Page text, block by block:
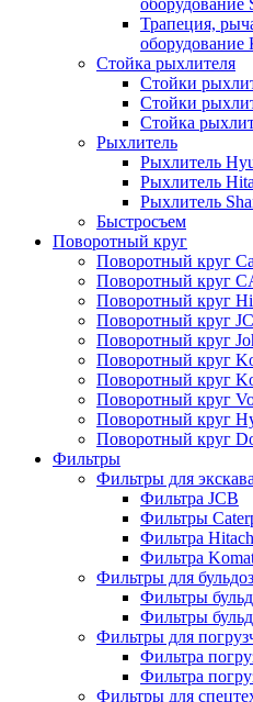
Трапеция,
оборудование
Стойка рыхлителя
Стойки
Стойки
Стойка
Рыхлитель
Рыхлитель
Рыхлитель
Рыхлитель
Быстросъем
Поворотный круг
Поворотный круг
Поворотный круг
Поворотный круг
Поворотный круг
Поворотный круг
Поворотный круг
Поворотный круг
Поворотный круг
Поворотный круг
Поворотный круг
Фильтры
Фильтры для
Фильтра JCB
Фильтры
Фильтра
Фильтра
Фильтры для
Фильтры
Фильтры
Фильтры для
Фильтра
Фильтра
Фильтры для